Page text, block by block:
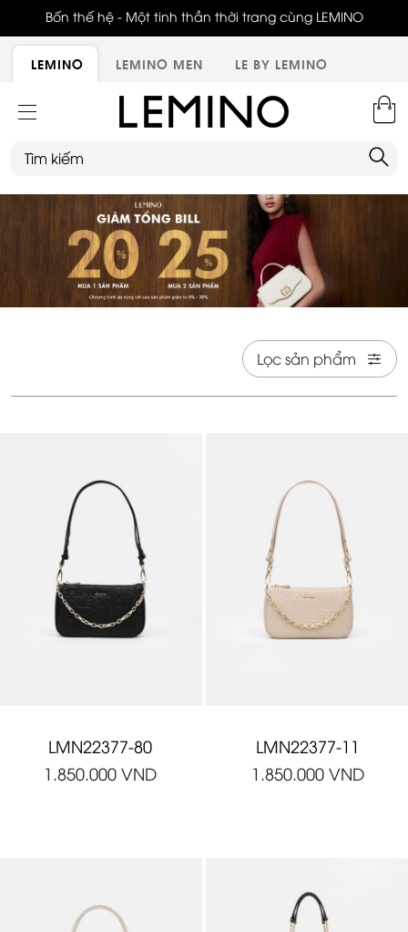
Bốn thế hệ - Một tinh thần thời trang cùng LEMINO
LEMINO LEMINO MEN LE BY LEMINO
Lọc sản phẩm
LMN22377-80
1.850.000 VND
LMN22377-11
1.850.000 VND